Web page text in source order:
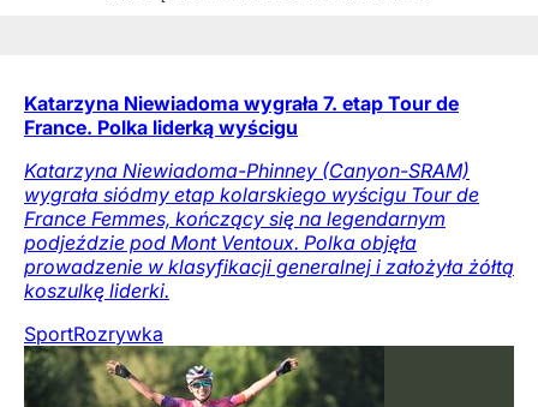
Katarzyna Niewiadoma wygrała 7. etap Tour de
France. Polka liderką wyścigu
Katarzyna Niewiadoma-Phinney (Canyon-SRAM)
wygrała siódmy etap kolarskiego wyścigu Tour de
France Femmes, kończący się na legendarnym
podjeździe pod Mont Ventoux. Polka objęła
prowadzenie w klasyfikacji generalnej i założyła żółtą
koszulkę liderki.
SportRozrywka